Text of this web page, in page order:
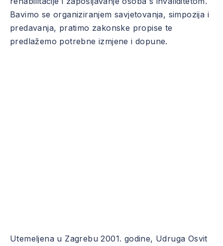
Bavimo se organiziranjem savjetovanja, simpozija i
predavanja, pratimo zakonske propise te
predlažemo potrebne izmjene i dopune.
Utemeljena u Zagrebu 2001. godine, Udruga Osvit